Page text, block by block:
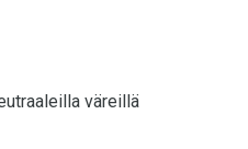
väreillä